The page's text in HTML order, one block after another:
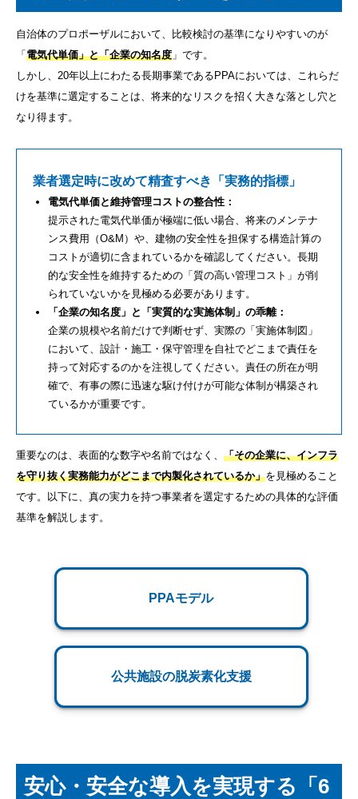
自治体のプロポーザルにおいて、比較検討の基準になりやすいのが
「 電気代単価」と「企業の知名度 」です。
しかし、20年以上にわたる長期事業であるPPAにおいては、これらだ
けを基準に選定することは、将来的なリスクを招く大きな落とし穴と
なり得ます。
業者選定時に改めて精査すべき「実務的指標」
電気代単価と維持管理コストの整合性：
提示された電気代単価が極端に低い場合、将来のメンテナ
ンス費用（O&M）や、建物の安全性を担保する構造計算の
コストが適切に含まれているかを確認してください。長期
的な安全性を維持するための「質の高い管理コスト」が削
られていないかを見極める必要があります。
「企業の知名度」と「実質的な実施体制」の乖離：
企業の規模や名前だけで判断せず、実際の「実施体制図」
において、設計・施工・保守管理を自社でどこまで責任を
持って対応するのかを注視してください。責任の所在が明
確で、有事の際に迅速な駆け付けが可能な体制が構築され
ているかが重要です。
重要なのは、表面的な数字や名前ではなく、 「その企業に、インフラ
を守り抜く実務能力がどこまで内製化されているか」を見極めること
です。以下に、真の実力を持つ事業者を選定するための具体的な評価
基準を解説します。
PPAモデル
公共施設の脱炭素化支援
安心・安全な導入を実現する「6